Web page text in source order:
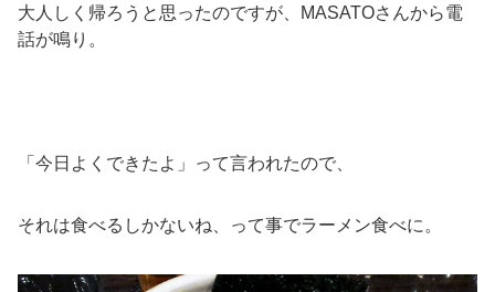
大人しく帰ろうと思ったのですが、MASATOさんから電
話が鳴り。
「今日よくできたよ」って言われたので、
それは食べるしかないね、って事でラーメン食べに。